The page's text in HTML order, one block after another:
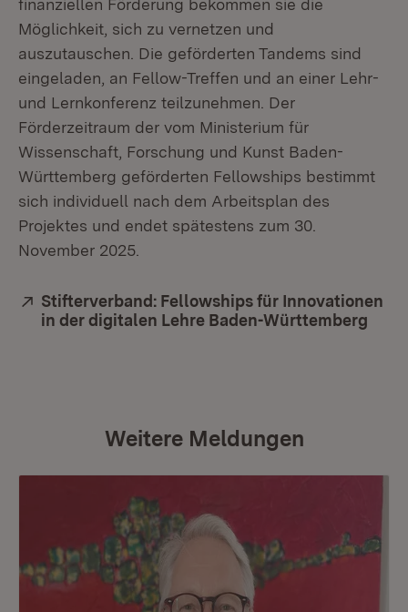
finanziellen Förderung bekommen sie die
Möglichkeit, sich zu vernetzen und
auszutauschen. Die geförderten Tandems sind
eingeladen, an Fellow-Treffen und an einer Lehr-
und Lernkonferenz teilzunehmen. Der
Förderzeitraum der vom Ministerium für
Wissenschaft, Forschung und Kunst Baden-
Württemberg geförderten Fellowships bestimmt
sich individuell nach dem Arbeitsplan des
Projektes und endet spätestens zum 30.
November 2025.
Extern:
Stifterverband: Fellowships für Innovationen
in der digitalen Lehre Baden-Württemberg
Weitere Meldungen